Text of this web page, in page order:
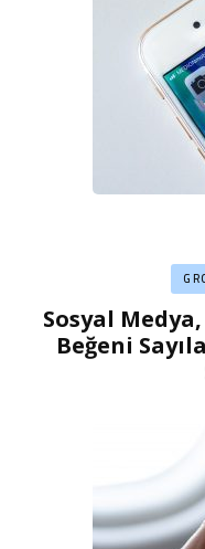
Sosyal
Beğeni